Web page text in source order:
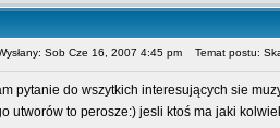
Sob Cze 16, 2007 4:45 pm Temat postu:
pytanie do wszytkich interesujących sie
utworów to perosze:) jesli ktoś ma jaki